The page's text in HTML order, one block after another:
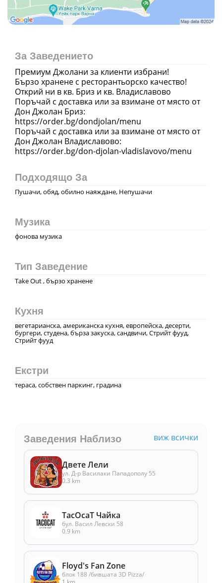
За Заведението
Премиум Джолани за клиенти избрани!
Бързо хранене с ресторантьорско качество!
Открий ни в кв. Бриз и кв. Владиславово
Поръчай с доставка или за взимане от място от
Дон Джолан Бриз:
https://order.bg/dondjolan/menu
Поръчай с доставка или за взимане от място от
Дон Джолан Владиславово:
https://order.bg/don-djolan-vladislavovo/menu
Подходящо За
Пушачи, обяд, обилно наяждане, Непушачи
Музика
фонова музика
Тип Заведение
Take Out , бързо хранене
Кухня
вегeтарианска, американска кухня, европейска, десерти,
бургери, студена, бърза закуска, сандвичи, Стрийт фууд,
Стрийт фууд
Екстри
тераса, собствен паркинг, градина
Заведения Наблизо виж всички
Двете Лели
ул. Д-р Василаки Пападополу 55
0.3 km
TacOcaT Чайка
бул. Васил Левски 58
0.9 km
Floyd's Fan Zone
блок 188 /бившата 3D Pizza/